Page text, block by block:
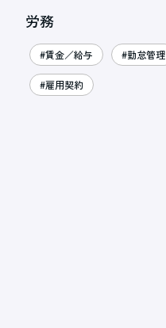
労務
#賃金／給与 #勤怠管理
#雇用契約